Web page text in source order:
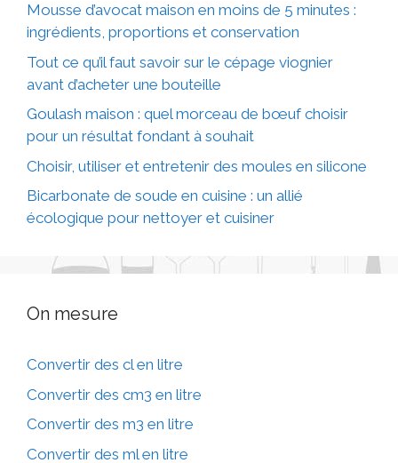
Mousse d’avocat maison en moins de 5 minutes :
ingrédients, proportions et conservation
Tout ce qu’il faut savoir sur le cépage viognier
avant d’acheter une bouteille
Goulash maison : quel morceau de bœuf choisir
pour un résultat fondant à souhait
Choisir, utiliser et entretenir des moules en silicone
Bicarbonate de soude en cuisine : un allié
écologique pour nettoyer et cuisiner
On mesure
Convertir des cl en litre
Convertir des cm3 en litre
Convertir des m3 en litre
Convertir des ml en litre